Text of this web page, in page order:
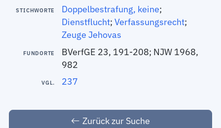
STICHWORTE Doppelbestrafung, keine;
Dienstflucht; Verfassungsrecht;
Zeuge Jehovas
FUNDORTE
BVerfGE 23, 191-208; NJW 1968,
982
VGL. 237
Zurück zur Suche